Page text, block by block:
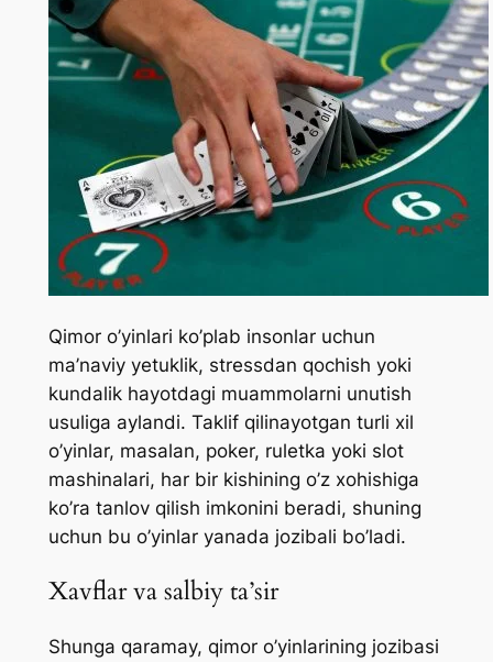
Qimor o’yinlari ko’plab insonlar uchun
ma’naviy yetuklik, stressdan qochish yoki
kundalik hayotdagi muammolarni unutish
usuliga aylandi. Taklif qilinayotgan turli xil
o’yinlar, masalan, poker, ruletka yoki slot
mashinalari, har bir kishining o’z xohishiga
ko’ra tanlov qilish imkonini beradi, shuning
uchun bu o’yinlar yanada jozibali bo’ladi.
Xavflar va salbiy ta’sir
Shunga qaramay, qimor o’yinlarining jozibasi